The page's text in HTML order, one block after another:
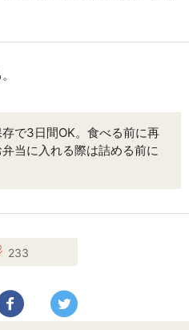
で3日間OK。食べる前に再
当に入れる際は詰める前に
233
送る Facebookでシェアする